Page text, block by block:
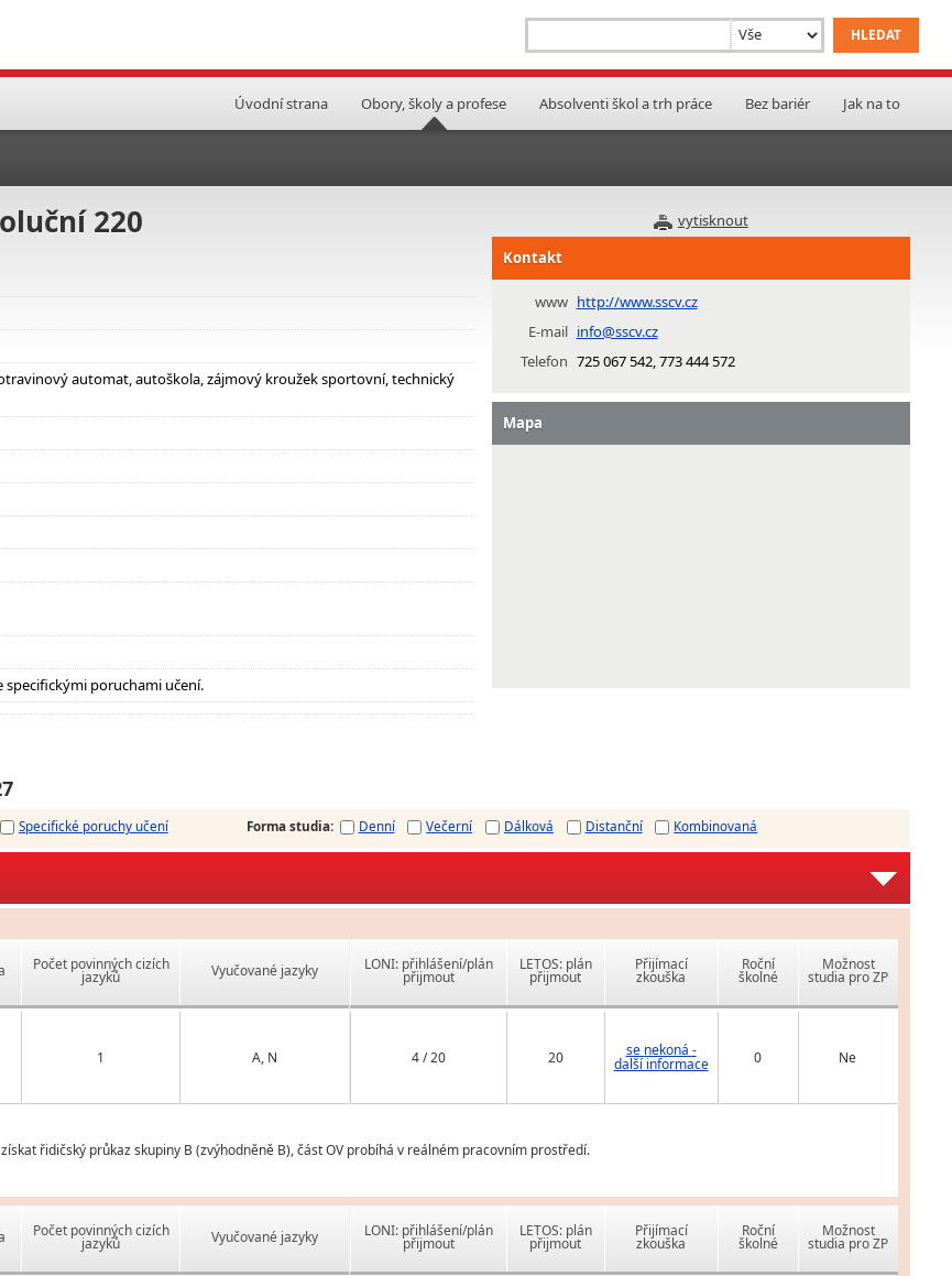
Úvodní strana Obory, školy a profese Absolventi škol a trh práce Bez bariér Jak na to
vytisknout
220
automat, autoškola, zájmový kroužek sportovní, technický
poruchami učení.
Kontakt
www http://www.sscv.cz
E-mail info@sscv.cz
Telefon 725 067 542, 773 444 572
Mapa
Specifické poruchy učení Forma studia: Denní Večerní Dálková Distanční Kombinovaná
Počet povinných cizích
jazyků Vyučované jazyky
1 A, N
LONI: přihlášení/plán
přijmout
LETOS: plán
přijmout
Přijímací
zkouška
Roční
školné
Možnost
studia pro ZP
4 / 20 20 se nekoná -
další informace 0 Ne
řidičský průkaz skupiny B (zvýhodněně B), část OV probíhá v reálném pracovním prostředí.
Počet povinných cizích
jazyků Vyučované jazyky LONI: přihlášení/plán
přijmout
LETOS: plán
přijmout
Přijímací
zkouška
Roční
školné
Možnost
studia pro ZP